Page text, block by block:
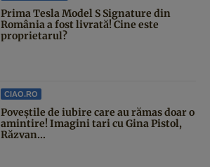
Prima Tesla Model S Signature din
România a fost livrată! Cine este
proprietarul?
CIAO.RO
Poveştile de iubire care au rămas doar o
amintire! Imagini tari cu Gina Pistol,
Răzvan...